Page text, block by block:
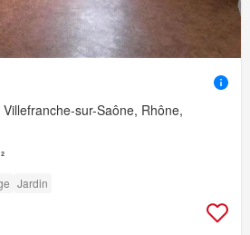
sur-Saône, Rhône,
Jardin